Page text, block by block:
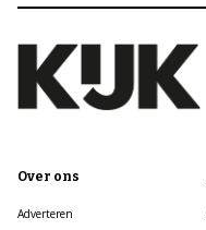
Over ons
Adverteren